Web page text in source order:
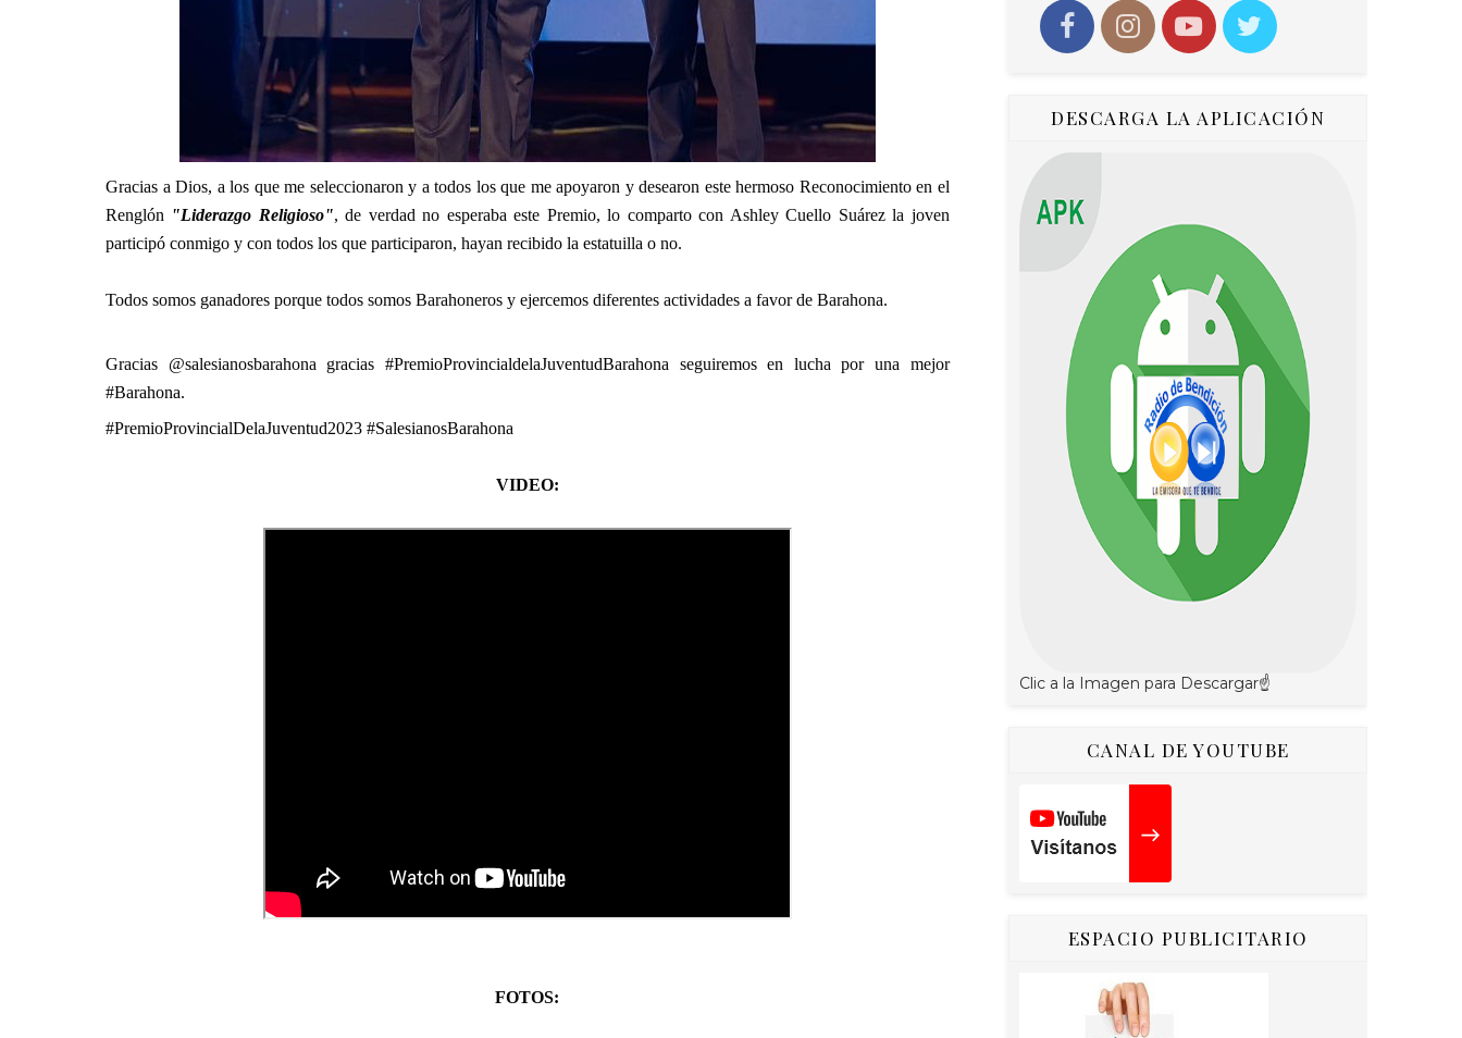
Gracias a Dios, a los que me seleccionaron y a todos los que me apoyaron y desearon este hermoso Reconocimiento en el
Renglón "Liderazgo Religioso", de verdad no esperaba este Premio, lo comparto con Ashley Cuello Suárez la joven
participó conmigo y con todos los que participaron, hayan recibido la estatuilla o no.
Todos somos ganadores porque todos somos Barahoneros y ejercemos diferentes actividades a favor de Barahona.
Gracias @salesianosbarahona gracias #PremioProvincialdelaJuventudBarahona
seguiremos en lucha por una mejor
#Barahona.
#PremioProvincialDelaJuventud2023 #SalesianosBarahona
VIDEO:
FOTOS:
DESCARGA LA APLICACIÓN
Clic a la Imagen para Descargar☝
CANAL DE YOUTUBE
ESPACIO PUBLICITARIO